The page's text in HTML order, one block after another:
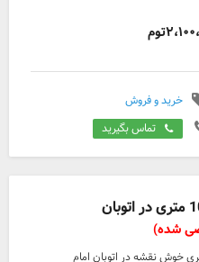
،... همکف: آشپزخانه
فول فرنیش ، TV ROOM , شومینه ، سالن مهمان با
٣ خواب ، خواب مستر با تراس مجزا ،
: گل کاری و درخت
عریض ، کف روف گاردن
خرید و فروش
تماس بگیرید
باغ ویلای 1000 متری در اتوبان
شده)
1000 متری خوش نقشه در اتوبان امام